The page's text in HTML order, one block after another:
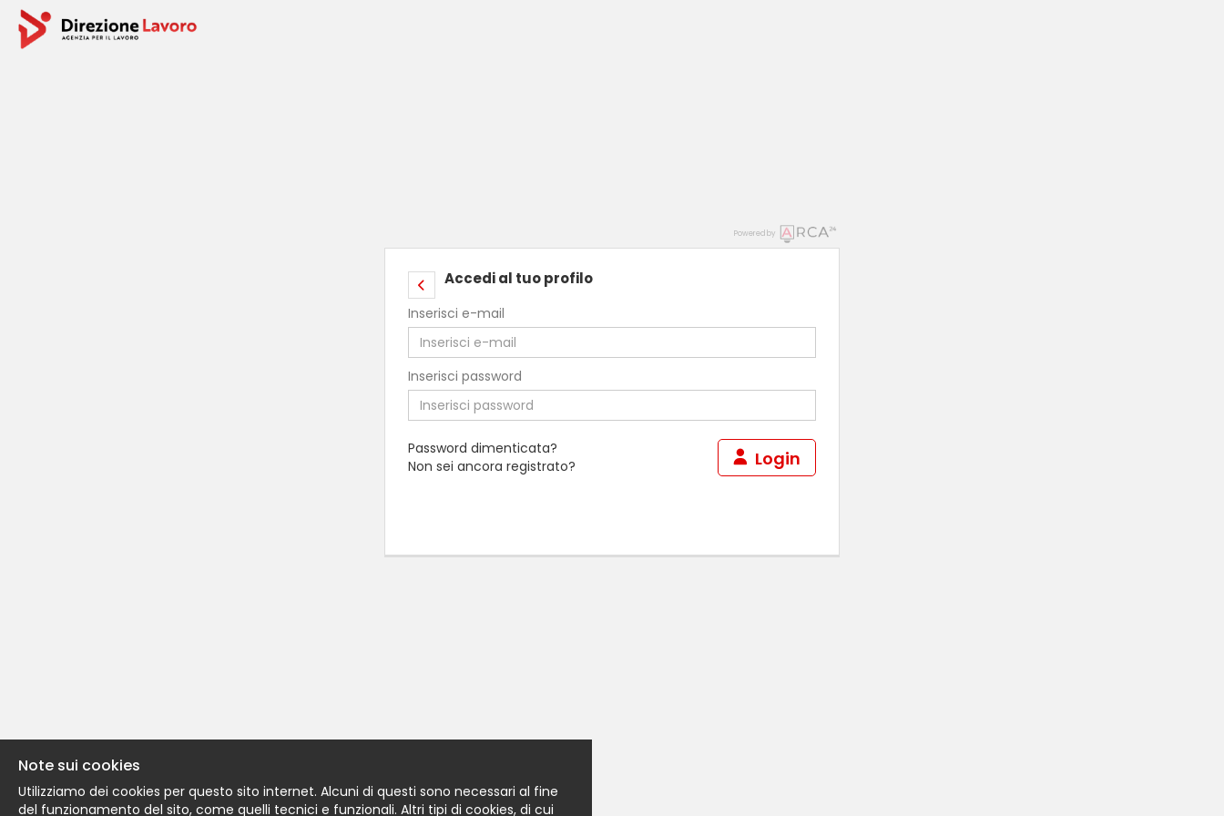
Powered by
Accedi al tuo profilo
Inserisci e-mail
Inserisci password
Login
Password dimenticata?
Non sei ancora registrato?
Note sui cookies
Utilizziamo dei cookies per questo sito internet. Alcuni di questi sono necessari al fine
del funzionamento del sito, come quelli tecnici e funzionali. Altri tipi di cookies, di cui